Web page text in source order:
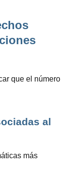
que el número
al
más